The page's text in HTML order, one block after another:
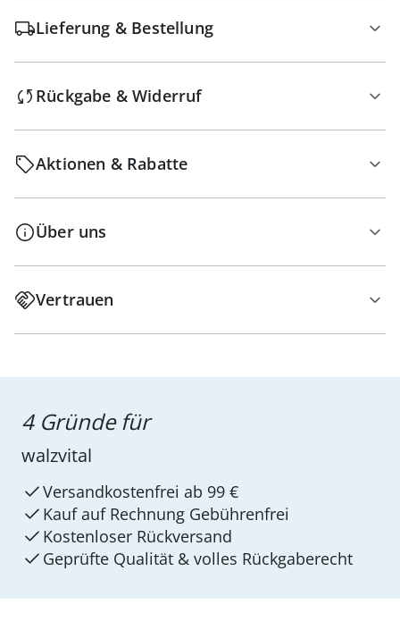
Lieferung & Bestellung
Rückgabe & Widerruf
Aktionen & Rabatte
Über uns
Vertrauen
4 Gründe für
walzvital
Versandkostenfrei ab 99 €
Kauf auf Rechnung Gebührenfrei
Kostenloser Rückversand
Geprüfte Qualität & volles Rückgaberecht